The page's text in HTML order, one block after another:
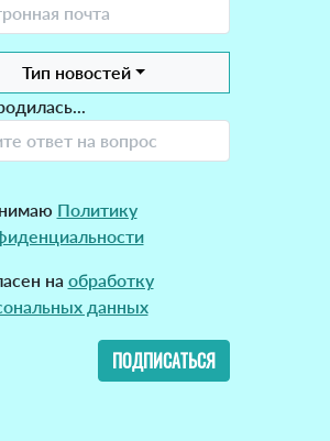
Тип новостей
Политику
на обработку
данных
ПОДПИСАТЬСЯ